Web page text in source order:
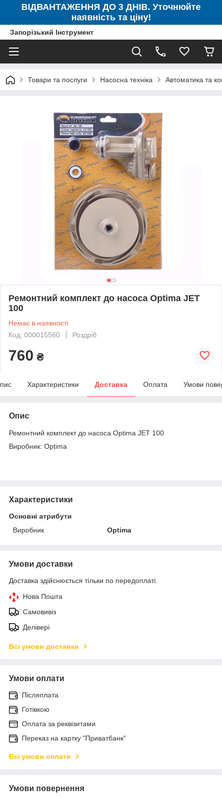
ВІДВАНТАЖЕННЯ ДО 3 ДНІВ. Уточнюйте
наявність та ціну!
Запорізький Інструмент
Товари та послуги Насосна техніка Автоматика та
Ремонтний комплект до насоса Optima JET
100
Немає в наявності
Код: 000015560
Роздріб
760 ₴
Характеристики Доставка Оплата Умови
Опис
Ремонтний комплект до насоса Optima JET 100
Виробник: Optima
Характеристики
Основні атрибути
Виробник
Optima
Умови доставки
Доставка здійснюється тільки по передоплаті.
Нова Пошта
Самовивіз
Делівері
Всі умови доставки
Умови оплати
Післяплата
Готівкою
Оплата за реквізитами
Переказ на картку "Приватбанк"
Всі умови оплати
Умови повернення